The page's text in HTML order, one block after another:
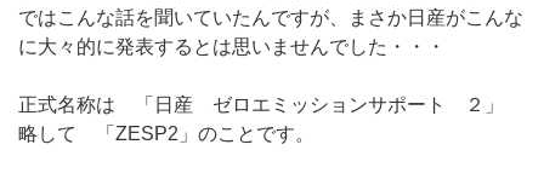
ではこんな話を聞いていたんですが、まさか日産がこんな
に大々的に発表するとは思いませんでした・・・
正式名称は 「日産 ゼロエミッションサポート ２」
略して 「ZESP2」のことです。